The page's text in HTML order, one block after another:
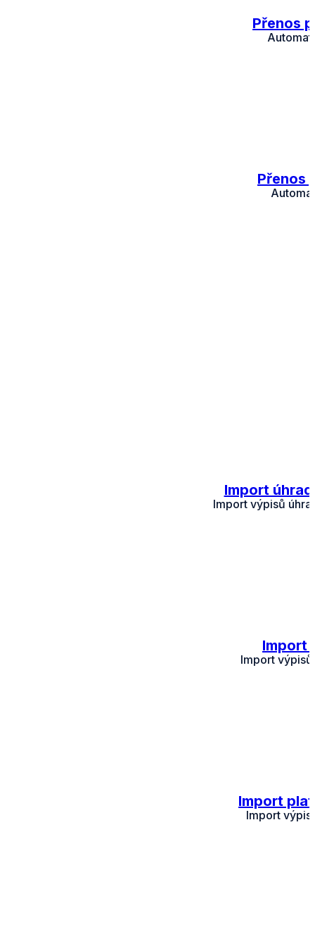
Přenos
Přenos
Import
Import výpisů
Import
Import
Import
Import